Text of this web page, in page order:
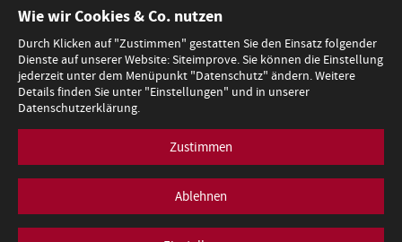
Freiraum Schule: Co-Creation-Workshop in Tirol
1 2 3
Datenschutz Barrierefreiheitserklärung
Wie wir Cookies & Co. nutzen
Durch Klicken auf "Zustimmen" gestatten Sie den Einsatz folgender
Dienste auf unserer Website: Siteimprove. Sie können die Einstellung
jederzeit unter dem Menüpunkt "Datenschutz" ändern. Weitere
Details finden Sie unter "Einstellungen" und in unserer
Datenschutzerklärung.
Zustimmen
Ablehnen